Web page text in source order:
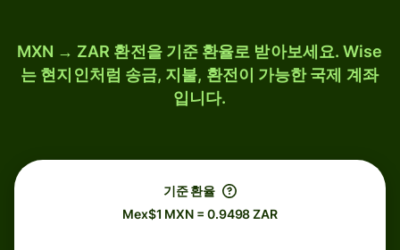
MXN → ZAR 환전을 기준 환율로 받아보세요. Wise
는 현지인처럼 송금, 지불, 환전이 가능한 국제 계좌
입니다.
기준 환율
Mex$1 MXN = 0.9498 ZAR